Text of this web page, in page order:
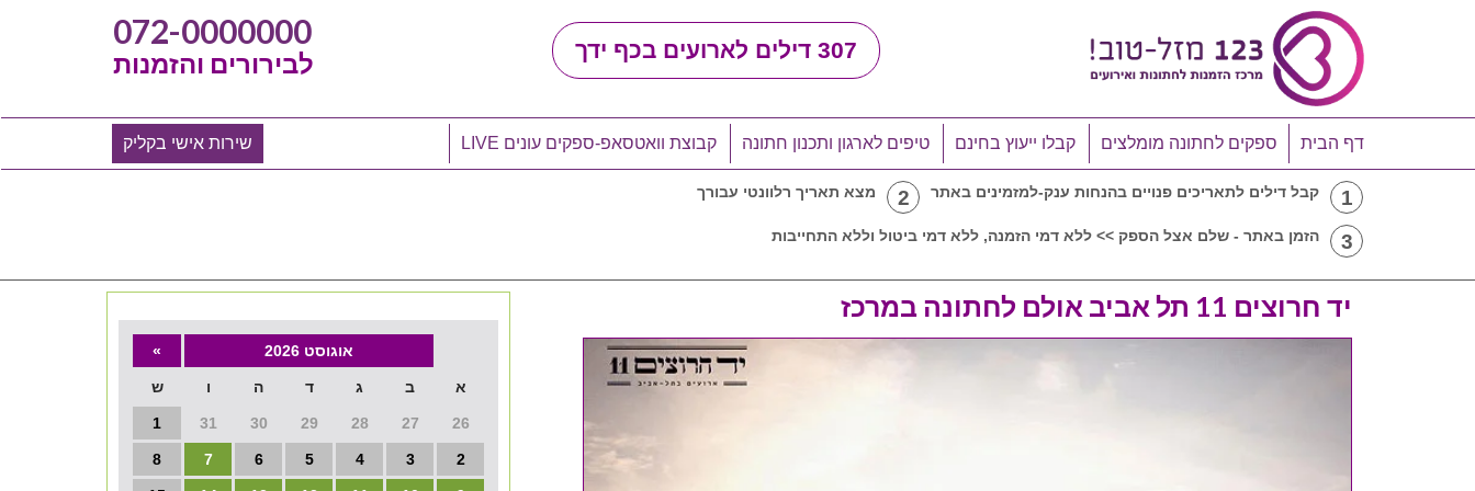
307 דילים לארועים בכף ידך 072-0000000
לבירורים והזמנות
דף הבית ספקים לחתונה מומלצים קבלו ייעוץ בחינם טיפים לארגון ותכנון חתונה קבוצת וואטסאפ-ספקים עונים LIVE שירות אישי בקליק
1 קבל דילים לתאריכים פנויים בהנחות ענק-למזמינים באתר 2 מצא תאריך רלוונטי עבורך
3 הזמן באתר - שלם אצל הספק >> ללא דמי הזמנה, ללא דמי ביטול וללא התחייבות
אוגוסט 2026 »
א ב ג ד ה ו ש
26
27
28
29
30
31
1
2
3
4
5
6
7
8
יד חרוצים 11 תל אביב אולם לחתונה במרכז